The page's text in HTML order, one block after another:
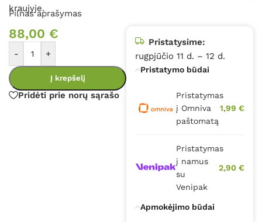
kraujyje.
Pilnas aprašymas
88,00 €
- +
Į krepšelį
Pridėti prie norų sąrašo
Pristatysime:
rugpjūčio 11 d. – 12 d.
Pristatymo būdai
Pristatymas
į Omniva
paštomatą
1,99 €
Pristatymas
į namus
su
Venipak
2,90 €
Apmokėjimo būdai